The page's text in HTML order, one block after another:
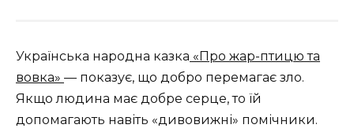
Українська народна казка «Про жар-птицю та
вовка» — показує, що добро перемагає зло.
Якщо людина має добре серце, то їй
допомагають навіть «дивовижні» помічники.